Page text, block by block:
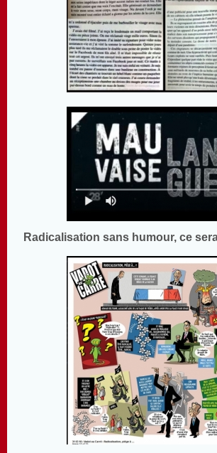
Radicalisation sans humour, ce